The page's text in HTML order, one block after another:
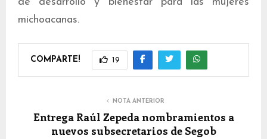
de desarrollo y bienestar para las mujeres
michoacanas.
COMPARTE! 19
NOTA ANTERIOR
Entrega Raúl Zepeda nombramientos a
nuevos subsecretarios de Segob